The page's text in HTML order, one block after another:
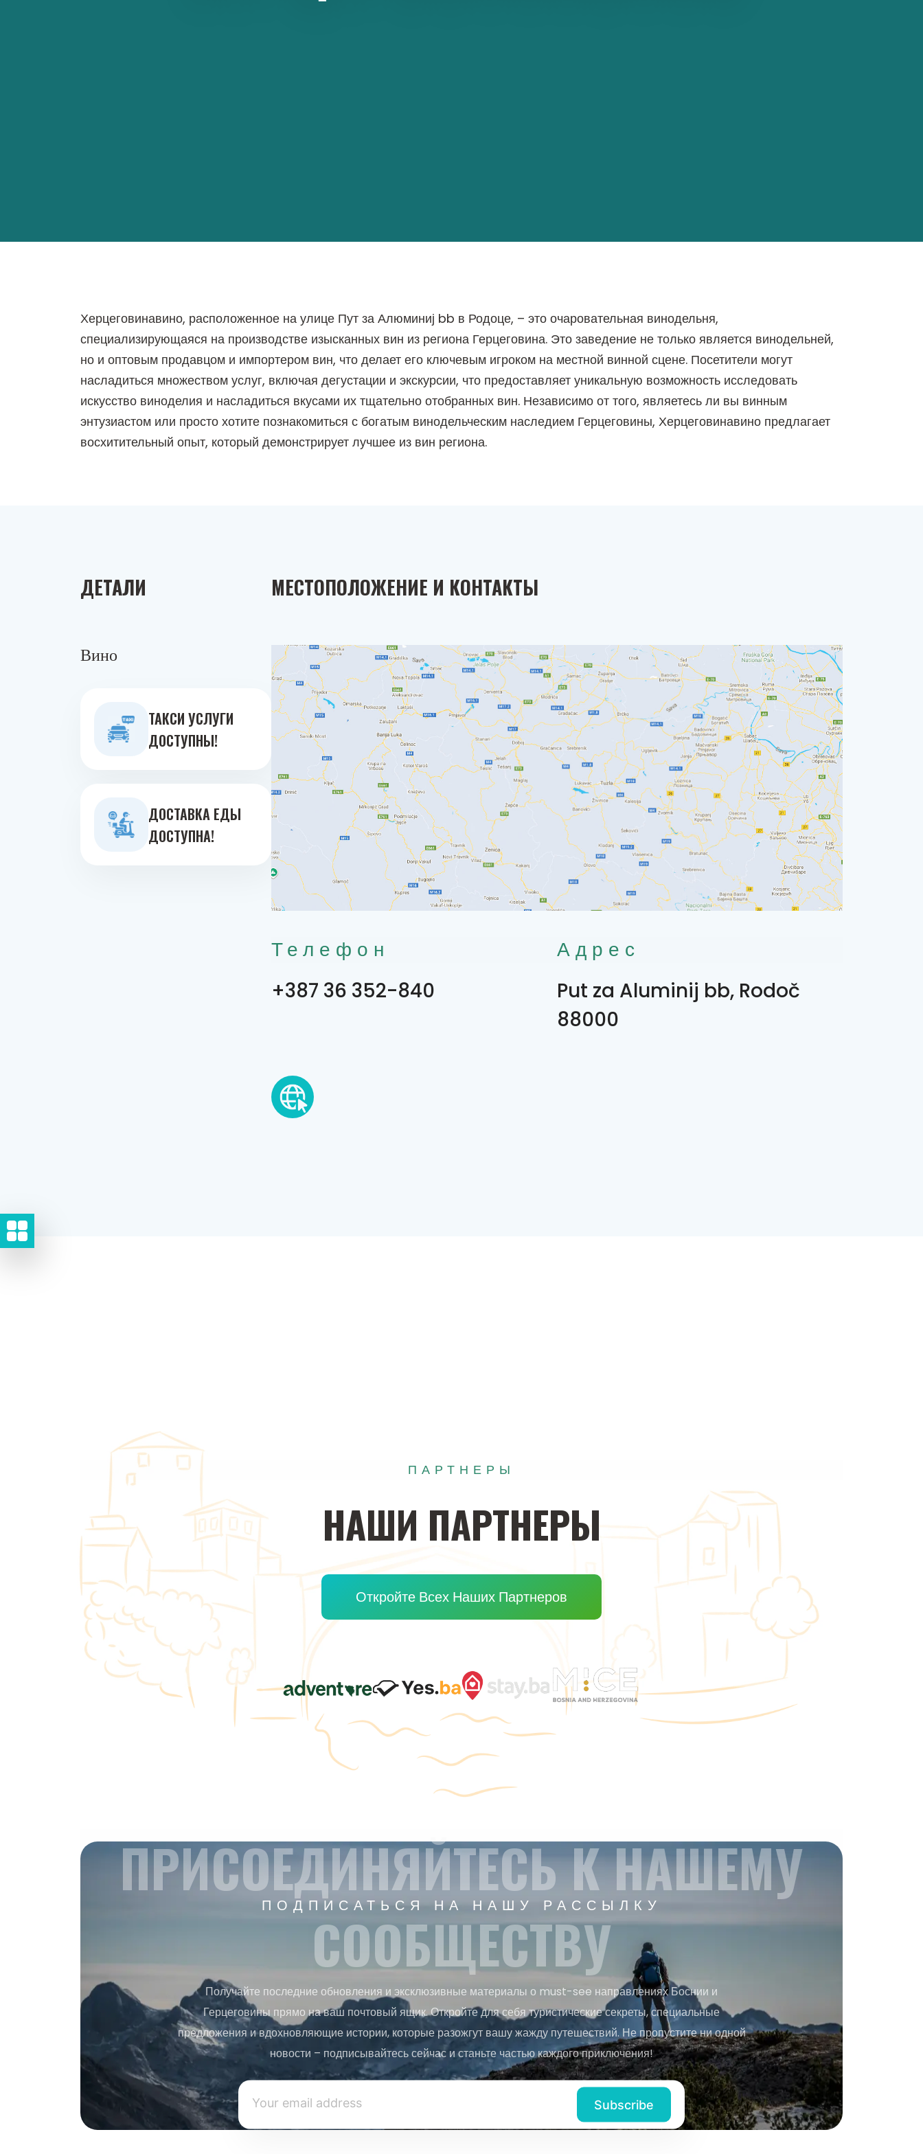
Херцеговинавино, расположенное на улице Пут за Алюминиј bb в Родоце, – это очаровательная винодельня,
специализирующаяся на производстве изысканных вин из региона Герцеговина. Это заведение не только является винодельней,
но и оптовым продавцом и импортером вин, что делает его ключевым игроком на местной винной сцене. Посетители могут
насладиться множеством услуг, включая дегустации и экскурсии, что предоставляет уникальную возможность исследовать
искусство виноделия и насладиться вкусами их тщательно отобранных вин. Независимо от того, являетесь ли вы винным
энтузиастом или просто хотите познакомиться с богатым винодельческим наследием Герцеговины, Херцеговинавино предлагает
восхитительный опыт, который демонстрирует лучшее из вин региона.
ДЕТАЛИ
Вино
ТАКСИ УСЛУГИ
ДОСТУПНЫ!
ДОСТАВКА ЕДЫ
ДОСТУПНА!
МЕСТОПОЛОЖЕНИЕ И КОНТАКТЫ
Телефон
+387 36 352-840
Адрес
Put za Aluminij bb, Rodoč
88000
ПАРТНЕРЫ
НАШИ ПАРТНЕРЫ
Откройте Всех Наших Партнеров
ПОДПИСАТЬСЯ НА НАШУ РАССЫЛКУ
ПРИСОЕДИНЯЙТЕСЬ К НАШЕМУ
СООБЩЕСТВУ
Получайте последние обновления и эксклюзивные материалы о must-see направлениях Боснии и
Герцеговины прямо на ваш почтовый ящик. Откройте для себя туристические секреты, специальные
предложения и вдохновляющие истории, которые разожгут вашу жажду путешествий. Не пропустите ни одной
новости – подписывайтесь сейчас и станьте частью каждого приключения!